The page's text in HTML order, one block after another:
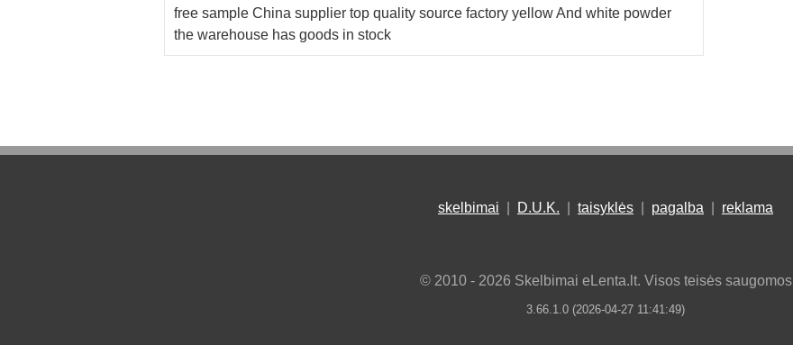
free sample China supplier top quality source factory yellow And white powder
the warehouse has goods in stock
skelbimai D.U.K. taisyklės pagalba reklama
© 2010 - 2026 Skelbimai eLenta.lt. Visos teisės saugomos
3.66.1.0 (2026-04-27 11:41:49)